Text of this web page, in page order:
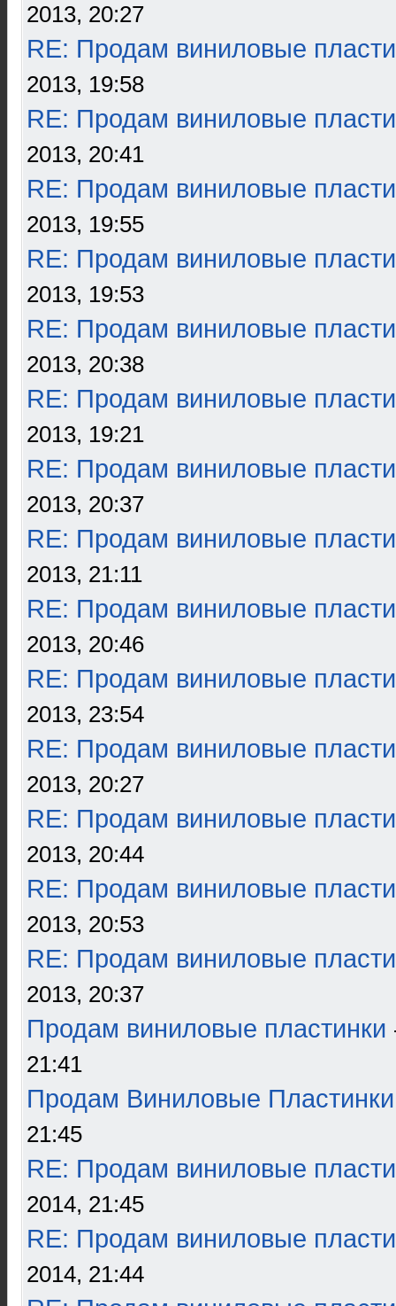
2013, 20:27
RE: Продам виниловые
2013, 19:58
RE: Продам виниловые
2013, 20:41
RE: Продам виниловые
2013, 19:55
RE: Продам виниловые
2013, 19:53
RE: Продам виниловые
2013, 20:38
RE: Продам виниловые
2013, 19:21
RE: Продам виниловые
2013, 20:37
RE: Продам виниловые
2013, 21:11
RE: Продам виниловые
2013, 20:46
RE: Продам виниловые
2013, 23:54
RE: Продам виниловые
2013, 20:27
RE: Продам виниловые
2013, 20:44
RE: Продам виниловые
2013, 20:53
RE: Продам виниловые
2013, 20:37
Продам виниловые пластинки
21:41
Продам Виниловые Пластинки
21:45
RE: Продам виниловые
2014, 21:45
RE: Продам виниловые
2014, 21:44